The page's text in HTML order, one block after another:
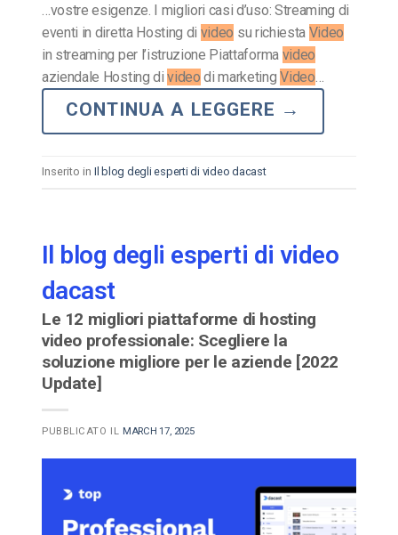
…vostre esigenze. I migliori casi d’uso: Streaming di
eventi in diretta Hosting di video su richiesta Video
in streaming per l’istruzione Piattaforma video
aziendale Hosting divideo di marketingVideo…
CONTINUA A LEGGERE →
Inserito in Il blog degli esperti di video dacast
Il blog degli esperti di video
dacast
Le 12 migliori piattaforme di hosting
video professionale: Scegliere la
soluzione migliore per le aziende [2022
Update]
PUBBLICATO IL MARCH 17, 2025